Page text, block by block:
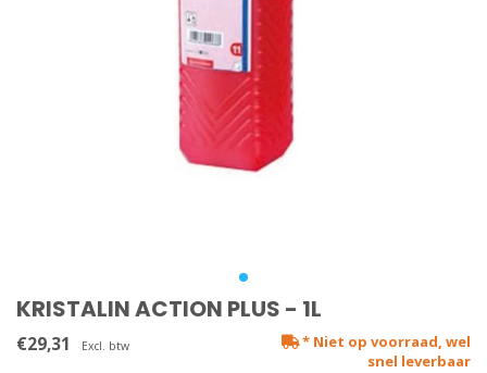
KRISTALIN ACTION PLUS - 1L
€29,31 Excl. btw
* Niet op voorraad, wel
snel leverbaar